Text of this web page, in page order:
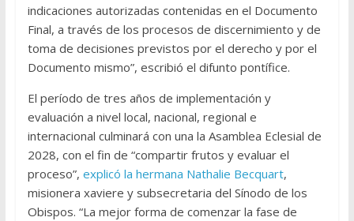
indicaciones autorizadas contenidas en el Documento
Final, a través de los procesos de discernimiento y de
toma de decisiones previstos por el derecho y por el
Documento mismo”, escribió el difunto pontífice.
El período de tres años de implementación y
evaluación a nivel local, nacional, regional e
internacional culminará con una la Asamblea Eclesial de
2028, con el fin de “compartir frutos y evaluar el
proceso”, explicó la hermana Nathalie Becquart,
misionera xaviere y subsecretaria del Sínodo de los
Obispos. “La mejor forma de comenzar la fase de